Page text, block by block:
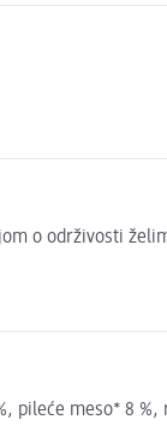
o održivosti
pileće meso* 8